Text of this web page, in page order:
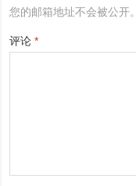
您的邮箱地址不会被公开。
评论*